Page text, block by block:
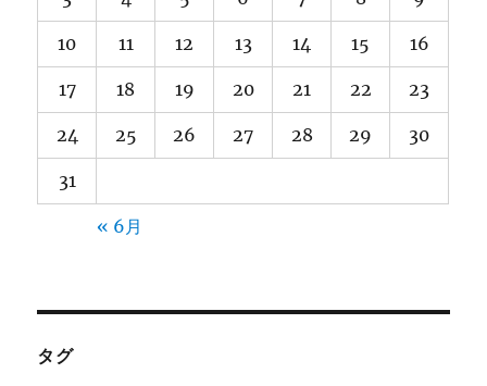
10 11 12 13 14 15 16
17 18 19 20 21 22 23
24 25 26 27 28 29 30
31
« 6月
タグ